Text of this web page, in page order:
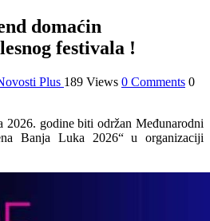
domaćin
festivala !
Plus 189 Views 0 Comments 0
godine biti održan Međunarodni
Banja Luka 2026“ u organizaciji